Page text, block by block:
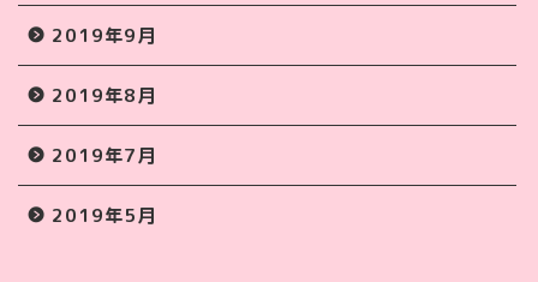
2019年9月
2019年8月
2019年7月
2019年5月